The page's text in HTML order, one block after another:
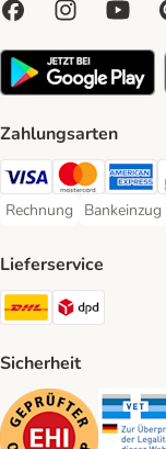
Zahlungsarten
Visa Payment Method
Mastercard
Rechnung
Rechnung Payment
Bankeinzug
Bankeinzug
Lieferservice
DHL Shipping
Sicherheit
Security